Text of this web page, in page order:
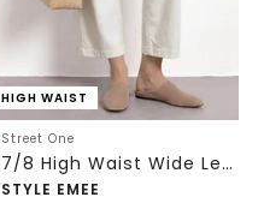
HIGH WAIST
Street One
7/8 High Waist Wide Leg Jeans im Loose Fit
STYLE EMEE